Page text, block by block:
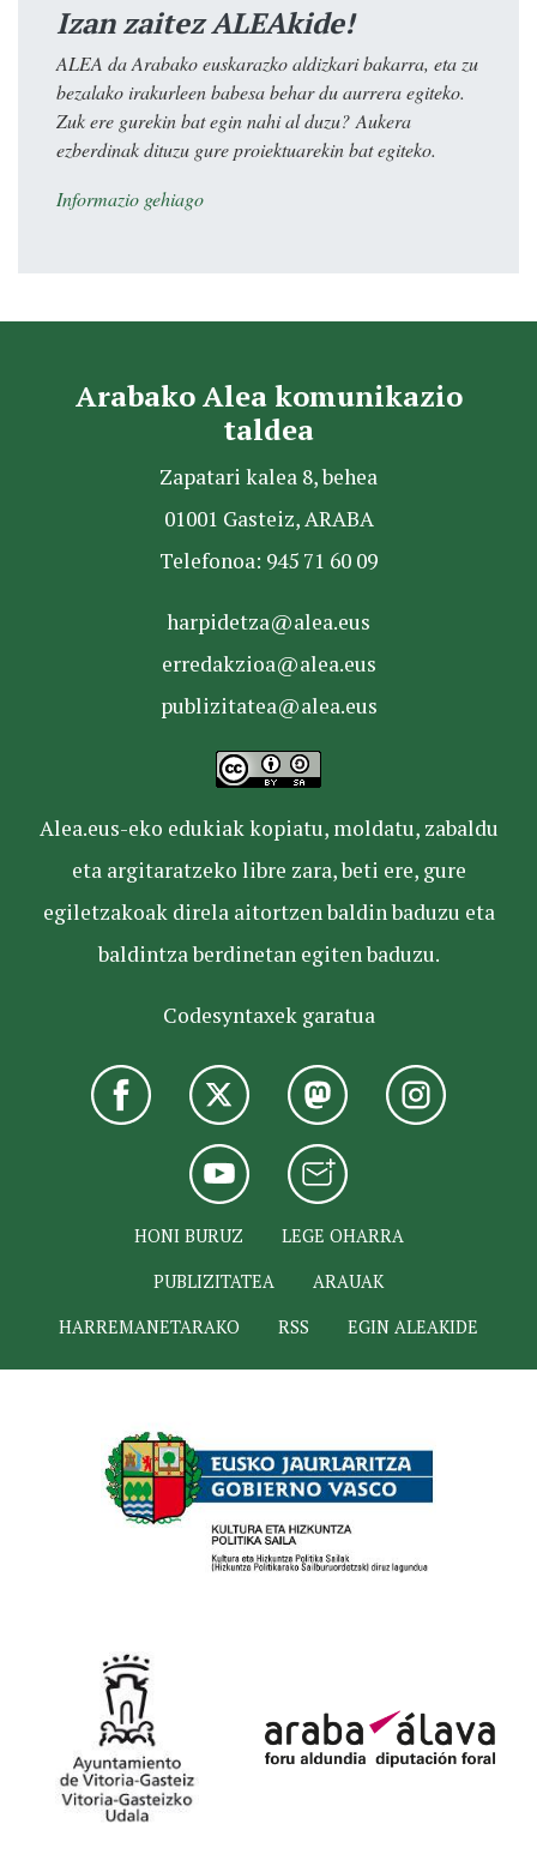
Izan zaitez ALEAkide!
ALEA da Arabako euskarazko aldizkari bakarra, eta zu
bezalako irakurleen babesa behar du aurrera egiteko.
Zuk ere gurekin bat egin nahi al duzu? Aukera
ezberdinak dituzu gure proiektuarekin bat egiteko.
Informazio gehiago
Arabako Alea komunikazio
taldea
Zapatari kalea 8, behea
01001 Gasteiz, ARABA
Telefonoa: 945 71 60 09
harpidetza@alea.eus
erredakzioa@alea.eus
publizitatea@alea.eus
Alea.eus-eko edukiak kopiatu, moldatu, zabaldu
eta argitaratzeko libre zara, beti ere, gure
egiletzakoak direla aitortzen baldin baduzu eta
baldintza berdinetan egiten baduzu.
Codesyntaxek garatua
HONI BURUZ
LEGE OHARRA
PUBLIZITATEA
ARAUAK
HARREMANETARAKO
RSS EGIN ALEAKIDE